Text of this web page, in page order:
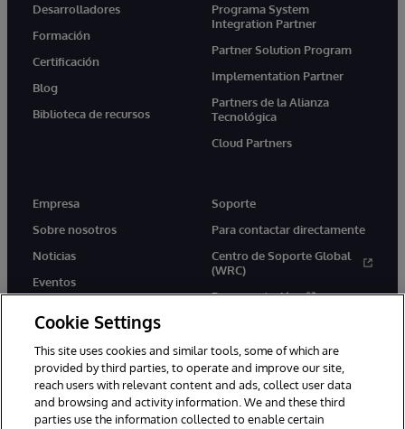
Desarrolladores
Formación
Certificación
Blog
Biblioteca de recursos
Programa System
Integration Partner
Partner Solution Program
Implementation Partner
Partners de la Alianza
Tecnológica
Cloud Partners
Empresa
Sobre nosotros
Noticias
Eventos
Soporte
Para contactar directamente
Centro de Soporte Global
(WRC)
Documentación
Cookie Settings
This site uses cookies and similar tools, some of which are
provided by third parties, to operate and improve our site,
reach users with relevant content and ads, collect user data
and browsing and activity information. We and these third
parties use the information collected to enable certain